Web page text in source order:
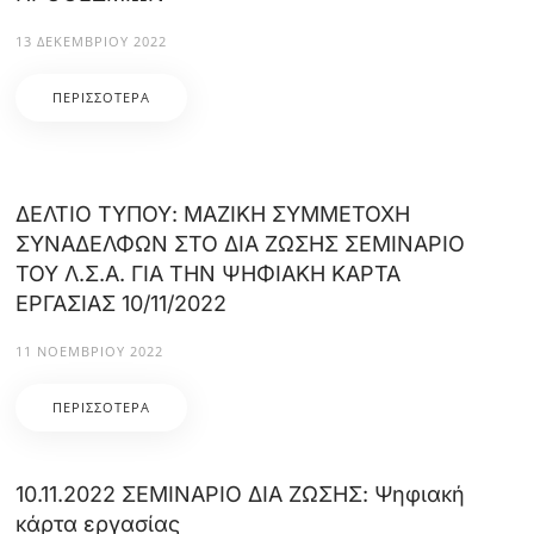
13 ΔΕΚΕΜΒΡΊΟΥ 2022
ΠΕΡΙΣΣΌΤΕΡΑ
ΔΕΛΤΙΟ ΤΥΠΟΥ: ΜΑΖΙΚΗ ΣΥΜΜΕΤΟΧΗ
ΣΥΝΑΔΕΛΦΩΝ ΣΤΟ ΔΙΑ ΖΩΣΗΣ ΣΕΜΙΝΑΡΙΟ
ΤΟΥ Λ.Σ.Α. ΓΙΑ ΤΗΝ ΨΗΦΙΑΚΗ ΚΑΡΤΑ
ΕΡΓΑΣΙΑΣ 10/11/2022
11 ΝΟΕΜΒΡΊΟΥ 2022
ΠΕΡΙΣΣΌΤΕΡΑ
10.11.2022 ΣΕΜΙΝΑΡΙΟ ΔΙΑ ΖΩΣΗΣ: Ψηφιακή
κάρτα εργασίας